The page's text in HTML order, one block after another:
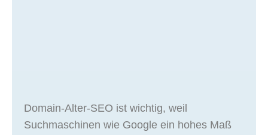
Domain-Alter-SEO ist wichtig, weil
Suchmaschinen wie Google ein hohes Maß